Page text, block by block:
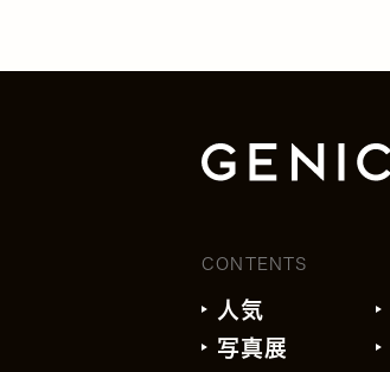
CONTENTS
人気
写真展